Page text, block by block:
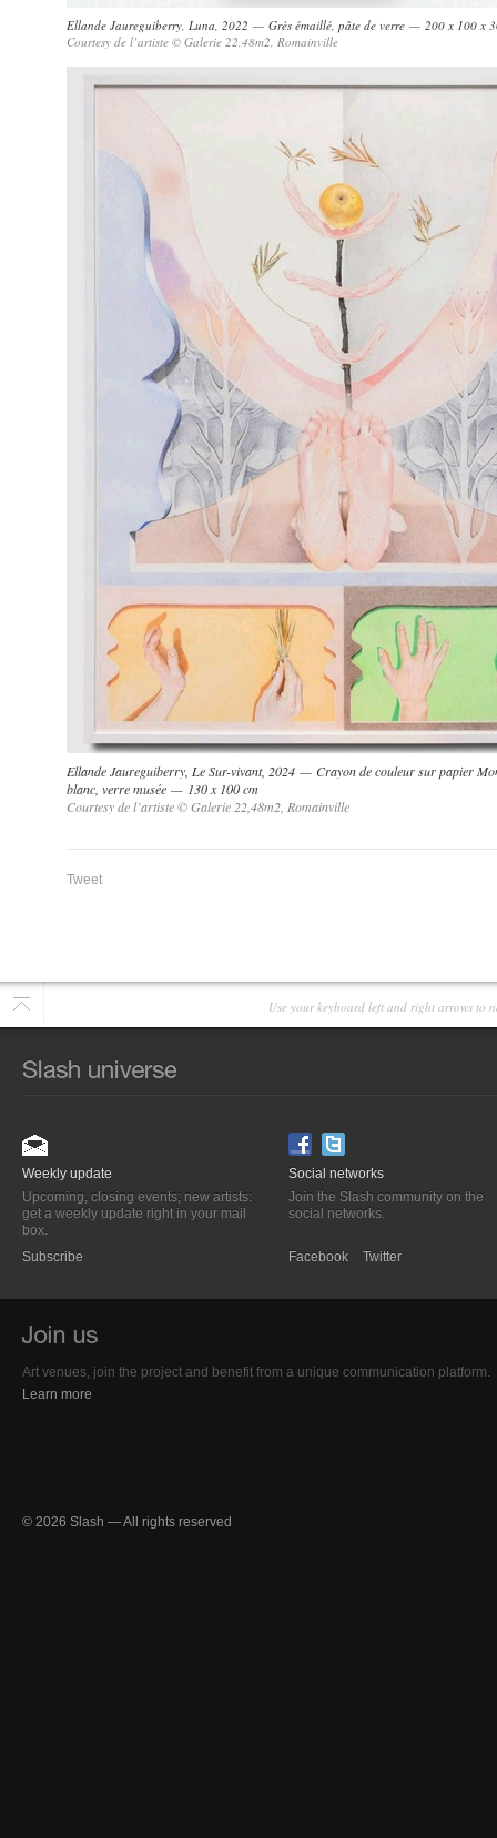
Ellande Jaureguiberry, Luna, 2022 — Grès émaillé, pâte de verre — 200 x 100 x
Courtesy de l’artiste © Galerie 22,48m2, Romainville
Ellande Jaureguiberry, Le Sur-vivant, 2024 — Crayon de couleur sur papier
blanc, verre musée — 130 x 100 cm
Courtesy de l’artiste © Galerie 22,48m2, Romainville
Tweet
Use your keyboard left and right arrows to
Weekly update
Upcoming, closing events; new artists:
get a weekly update right in your mail
box.
Subscribe
Social networks
Join the Slash community on the
social networks.
Facebook Twitter
Art venues, join the project and benefit from a unique communication platform.
Learn more
© 2026 Slash — All rights reserved